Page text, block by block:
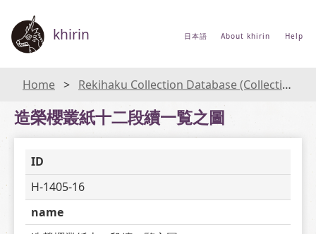
khirin 日本語 About khirin Help
Home Rekihaku Collection Database (Collections Database of the National Museum of Japanese History)
造榮櫻叢紙十二段續一覧之圖
ID
H-1405-16
name